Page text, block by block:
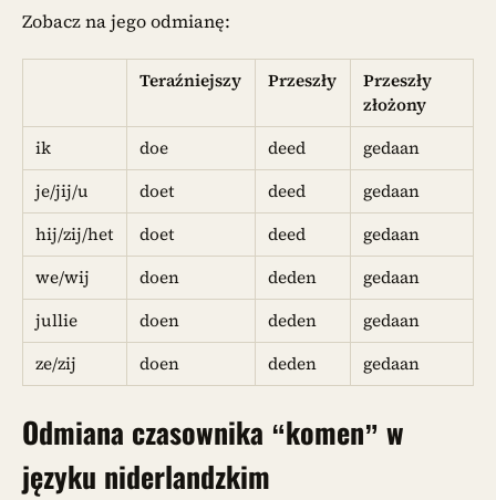
Zobacz na jego odmianę:
Teraźniejszy Przeszły
Przeszły
złożony
ik
doe deed
gedaan
je/jij/u
doet deed
gedaan
hij/zij/het
doet deed
gedaan
we/wij
doen deden
gedaan
jullie
doen deden
gedaan
ze/zij
doen deden gedaan
Odmiana czasownika “komen” w
języku niderlandzkim